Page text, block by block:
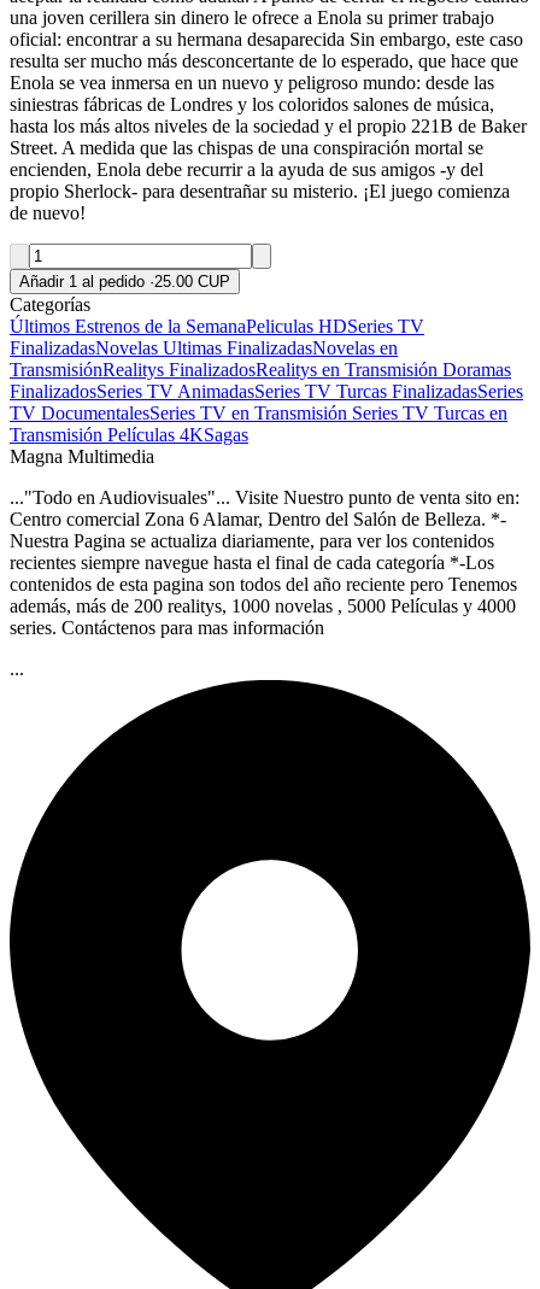
una joven cerillera sin dinero le ofrece a Enola su primer trabajo
oficial: encontrar a su hermana desaparecida Sin embargo, este caso
resulta ser mucho más desconcertante de lo esperado, que hace que
Enola se vea inmersa en un nuevo y peligroso mundo: desde las
siniestras fábricas de Londres y los coloridos salones de música,
hasta los más altos niveles de la sociedad y el propio 221B de Baker
Street. A medida que las chispas de una conspiración mortal se
encienden, Enola debe recurrir a la ayuda de sus amigos -y del
propio Sherlock- para desentrañar su misterio. ¡El juego comienza
de nuevo!
Añadir 1 al pedido ·25.00 CUP
Categorías
Últimos Estrenos de la SemanaPeliculas HDSeries TV
FinalizadasNovelas Ultimas FinalizadasNovelas en
TransmisiónRealitys FinalizadosRealitys en Transmisión Doramas
FinalizadosSeries TV AnimadasSeries TV Turcas FinalizadasSeries
TV DocumentalesSeries TV en Transmisión Series TV Turcas en
Transmisión Películas 4KSagas
Magna Multimedia
..."Todo en Audiovisuales"... Visite Nuestro punto de venta sito en:
Centro comercial Zona 6 Alamar, Dentro del Salón de Belleza. *-
Nuestra Pagina se actualiza diariamente, para ver los contenidos
recientes siempre navegue hasta el final de cada categoría *-Los
contenidos de esta pagina son todos del año reciente pero Tenemos
además, más de 200 realitys, 1000 novelas , 5000 Películas y 4000
series. Contáctenos para mas información
...